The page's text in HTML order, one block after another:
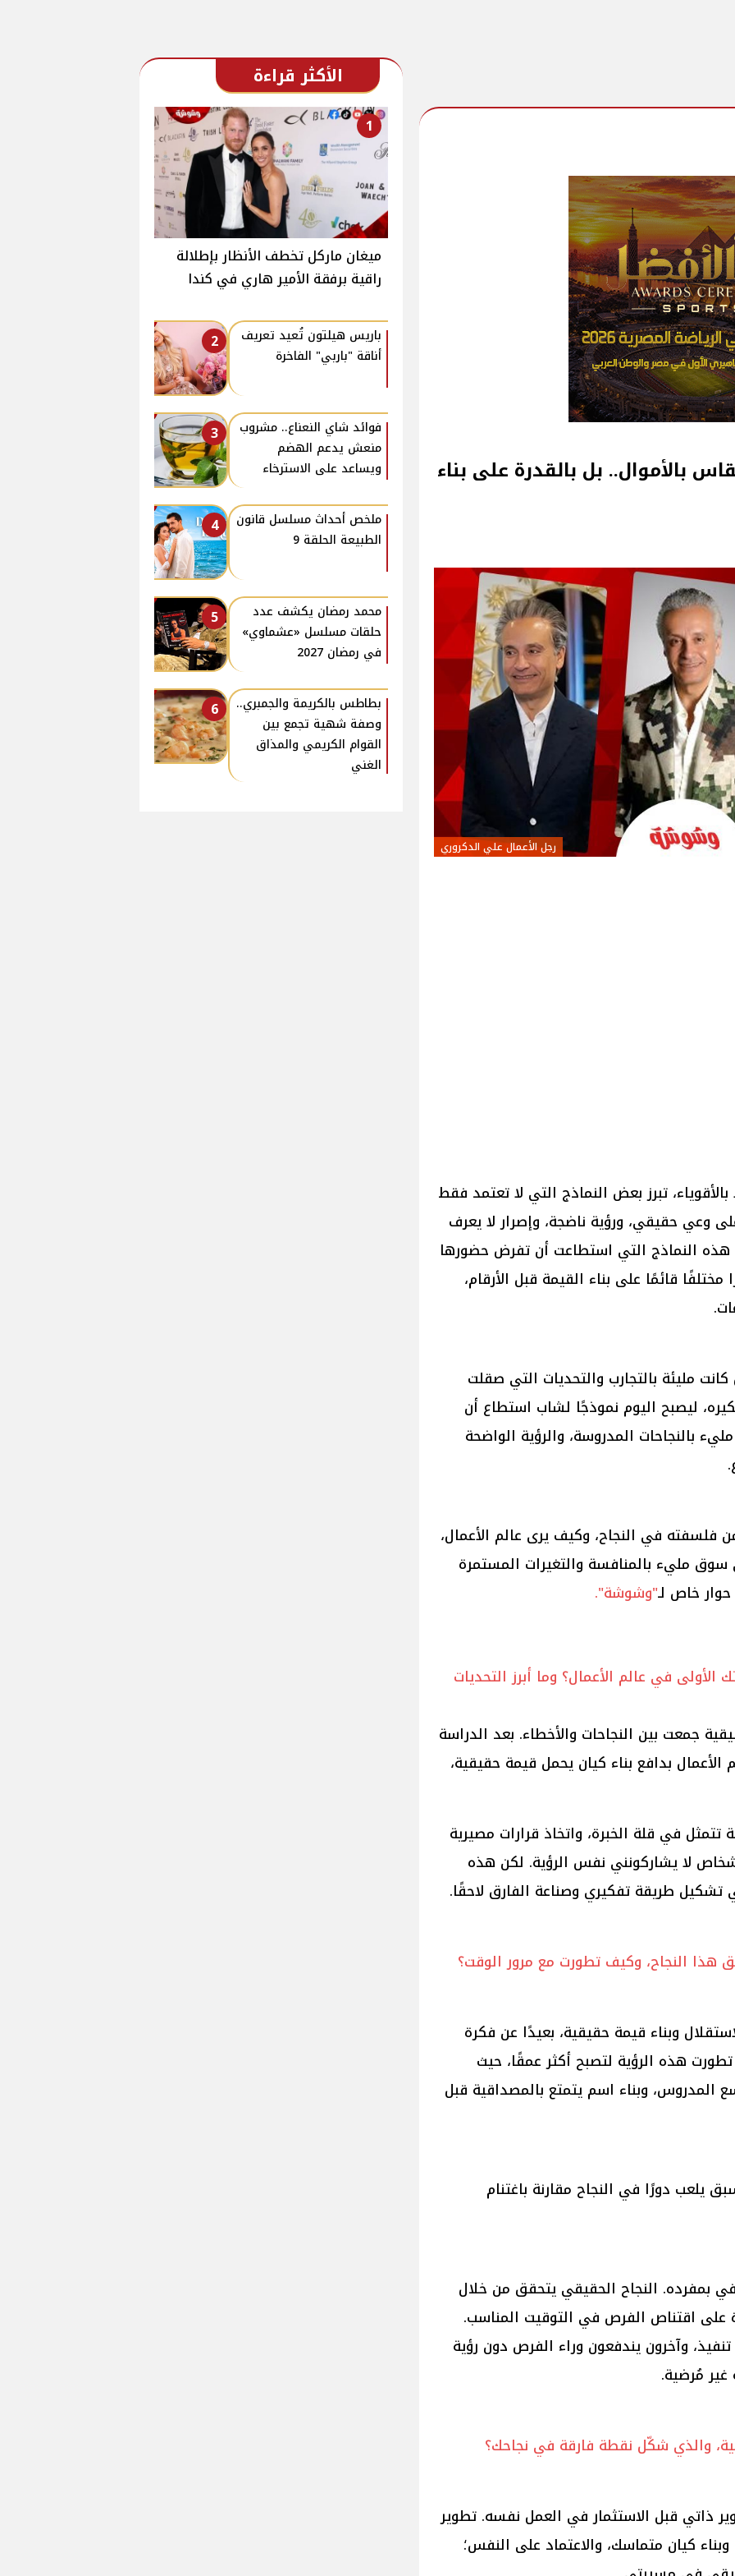
بالأموال.. بل بالقدرة على بناء
رجل الأعمال علي الدكروري
تبرز بعض النماذج التي لا تعتمد فقط
وعي حقيقي، ورؤية ناضجة، وإصرار لا يعرف
هذه النماذج التي استطاعت أن تفرض حضورها
قائمًا على بناء القيمة قبل الأرقام،
مليئة بالتجارب والتحديات التي صقلت
ليصبح اليوم نموذجًا لشاب استطاع أن
بالنجاحات المدروسة، والرؤية الواضحة
فلسفته في النجاح، وكيف يرى عالم الأعمال،
سوق مليء بالمنافسة والتغيرات المستمرة
خاص لـ"وشوشة".
في عالم الأعمال؟ وما أبرز التحديات
جمعت بين النجاحات والأخطاء. بعد الدراسة
بدافع بناء كيان يحمل قيمة حقيقية،
تتمثل في قلة الخبرة، واتخاذ قرارات مصيرية
لا يشاركونني نفس الرؤية. لكن هذه
تشكيل طريقة تفكيري وصناعة الفارق لاحقًا.
هذا النجاح، وكيف تطورت مع مرور الوقت؟
وبناء قيمة حقيقية، بعيدًا عن فكرة
هذه الرؤية لتصبح أكثر عمقًا، حيث
المدروس، وبناء اسم يتمتع بالمصداقية قبل
دورًا في النجاح مقارنة باغتنام
بمفرده. النجاح الحقيقي يتحقق من خلال
على اقتناص الفرص في التوقيت المناسب.
وآخرون يندفعون وراء الفرص دون رؤية
غير مُرضية.
والذي شكّل نقطة فارقة في نجاحك؟
ذاتي قبل الاستثمار في العمل نفسه. تطوير
كيان متماسك، والاعتماد على النفس؛
الأكثر قراءة
1
ميغان ماركل تخطف الأنظار بإطلالة
راقية برفقة الأمير هاري في كندا
2
باريس هيلتون تُعيد تعريف
أناقة "باربي" الفاخرة
3
فوائد شاي النعناع.. مشروب
منعش يدعم الهضم
ويساعد على الاسترخاء
4
ملخص أحداث مسلسل قانون
الطبيعة الحلقة 9
5
محمد رمضان يكشف عدد
حلقات مسلسل «عشماوي»
في رمضان 2027
6
بطاطس بالكريمة والجمبري..
وصفة شهية تجمع بين
القوام الكريمي والمذاق
الغني